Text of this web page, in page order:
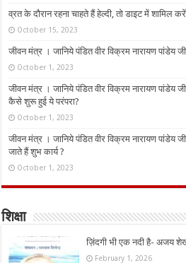
व्रत के दौरान रहना चाहते हैं हेल्दी, तो डाइट में शामिल
October 15, 2023
जीवन मंत्र । जानिये पंडित वीर विक्रम नारायण पांडेय
October 1, 2023
जीवन मंत्र । जानिये पंडित वीर विक्रम नारायण पांडेय
कैसे शुरू हुई ये परंपरा?
October 1, 2023
जीवन मंत्र । जानिये पंडित वीर विक्रम नारायण पांडेय
जाते हैं शुभ कार्य ?
October 1, 2023
शिक्षा
ज़िंदगी भी एक नदी है- अजय
February 1, 2026